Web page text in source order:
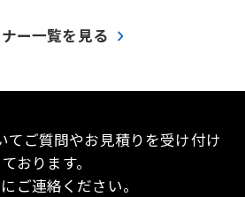
ー一覧を見る
てご質問やお見積りを受け付け
ております。
ご連絡ください。